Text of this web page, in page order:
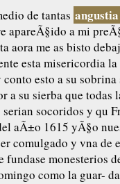
de tantas angustia
apareÃ§ido a mi
aora me as bisto
esta misericordia
esto a su
a su sierba que todas
serian socoridos y qu
aÃ±o 1615 yÃ§o
comulgado y vna
fundase monesterios
como la guar-